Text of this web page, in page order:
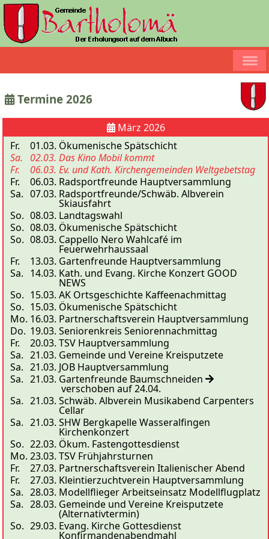
Termine 2026
März 2026
Fr.
01.03. Ökumenische Spätschicht
Sa.
02.03. Das Kino Mobil kommt
Fr.
06.03. Ev. und Kath. Kirchengemeinden Weltgebetstag
Fr.
06.03. Radsportfreunde Hauptversammlung
Sa. 07.03. Radsportfreunde/Schwäb. Albverein
Skiausfahrt
So. 08.03. Landtagswahl
So. 08.03. Ökumenische Spätschicht
So. 08.03. Cappello Nero Wahlcafé im
Feuerwehrhaussaal
Fr.
13.03. Gartenfreunde Hauptversammlung
Sa. 14.03. Kath. und Evang. Kirche Konzert GOOD
NEWS
So. 15.03. AK Ortsgeschichte Kaffeenachmittag
So. 15.03. Ökumenische Spätschicht
Mo. 16.03. Partnerschaftsverein Hauptversammlung
Do. 19.03. Seniorenkreis Seniorennachmittag
Fr.
20.03. TSV Hauptversammlung
Sa. 21.03. Gemeinde und Vereine Kreisputzete
Sa. 21.03. JOB Hauptversammlung
Sa. 21.03. Gartenfreunde Baumschneiden
verschoben auf 24.04.
Sa. 21.03. Schwäb. Albverein Musikabend Carpenters
Cellar
Sa. 21.03. SHW Bergkapelle Wasseralfingen
Kirchenkonzert
So. 22.03. Ökum. Fastengottesdienst
Mo. 23.03. TSV Frühjahrsturnen
Fr.
27.03. Partnerschaftsverein Italienischer Abend
Fr.
27.03. Kleintierzuchtverein Hauptversammlung
Sa. 28.03. Modellflieger Arbeitseinsatz Modellflugplatz
Sa. 28.03. Gemeinde und Vereine Kreisputzete
(Alternativtermin)
So. 29.03. Evang. Kirche Gottesdienst
Konfirmandenabendmahl